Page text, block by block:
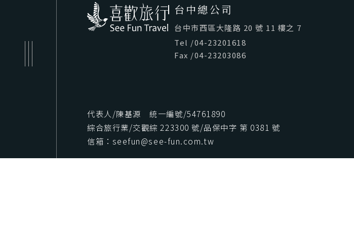
台中總公司
台中市西區大隆路 20 號 11 樓之 7
Tel /04-23201618
Fax /04-23203086
代表人/陳基源 統一編號/54761890
綜合旅行業/交觀綜 223300 號/品保中字 第 0381 號
信箱：seefun@see-fun.com.tw